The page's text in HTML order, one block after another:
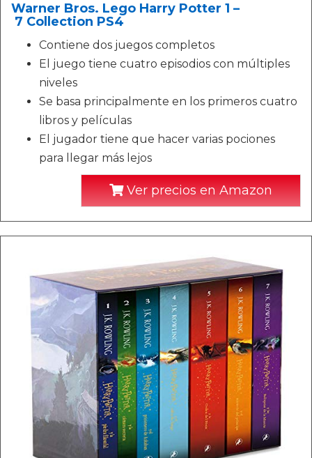
Warner Bros. Lego Harry Potter 1 –
7 Collection PS4
Contiene dos juegos completos
El juego tiene cuatro episodios con múltiples
niveles
Se basa principalmente en los primeros cuatro
libros y películas
El jugador tiene que hacer varias pociones
para llegar más lejos
Ver precios en Amazon